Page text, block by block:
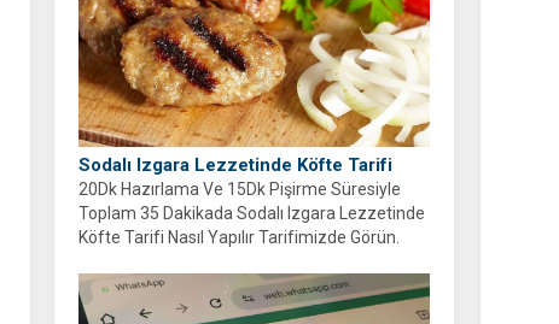
Sodalı Izgara Lezzetinde Köfte Tarifi
20Dk Hazırlama Ve 15Dk Pişirme Süresiyle
Toplam 35 Dakikada Sodalı Izgara Lezzetinde
Köfte Tarifi Nasıl Yapılır Tarifimizde Görün.